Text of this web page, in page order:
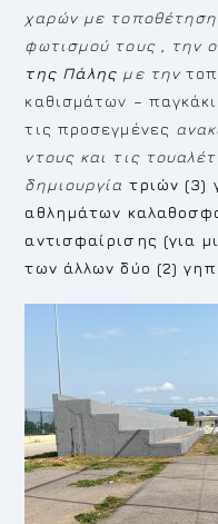
χαρών με
φωτισμού τους, την
της Πάλης με την
καθισμάτων –
τις προσεγμένες
ντους και τις
δημιουργία τριών (3)
αθλημάτων
αντισφαίρισης (για
των άλλων δύο (2)